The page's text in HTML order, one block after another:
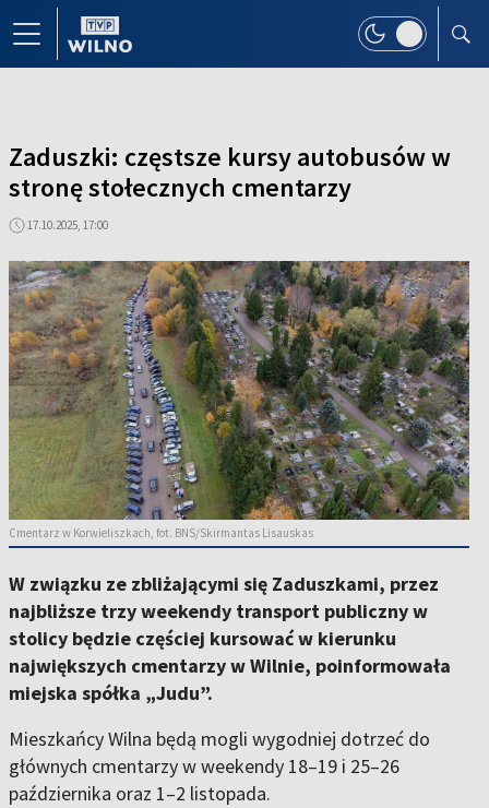
Zaduszki: częstsze kursy autobusów w
stronę stołecznych cmentarzy
17.10.2025, 17:00
Cmentarz w Korwieliszkach, fot. BNS/Skirmantas Lisauskas
W związku ze zbliżającymi się Zaduszkami, przez
najbliższe trzy weekendy transport publiczny w
stolicy będzie częściej kursować w kierunku
największych cmentarzy w Wilnie, poinformowała
miejska spółka „Judu”.
Mieszkańcy Wilna będą mogli wygodniej dotrzeć do
głównych cmentarzy w weekendy 18–19 i 25–26
października oraz 1–2 listopada.